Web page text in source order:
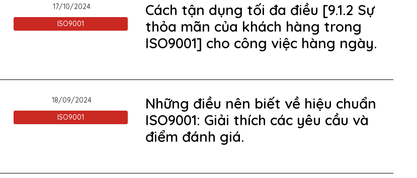
17/10/2024
ISO9001
Cách tận dụng tối đa điều [9.1.2 Sự
thỏa mãn của khách hàng trong
ISO9001] cho công việc hàng ngày.
18/09/2024
ISO9001
Những điều nên biết về hiệu chuẩn
ISO9001: Giải thích các yêu cầu và
điểm đánh giá.